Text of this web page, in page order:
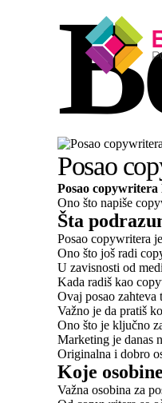
Posao
Posao copywritera
Ono što napiše
Šta
Posao copywritera
Ono što još radi
U zavisnosti od
Kada radiš kao
Ovaj posao
Važno je da pratiš
Ono što je ključno
Marketing je danas
Originalna i dobro
Koje
Važna osobina za